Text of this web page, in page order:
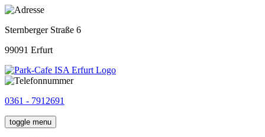
Sternberger Straße 6
99091 Erfurt
0361 - 7912691
toggle menu